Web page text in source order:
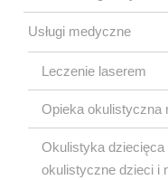
Usługi medyczne
Leczenie laserem
Opieka okulistyczna
Okulistyka
okulistyczne dzieci i